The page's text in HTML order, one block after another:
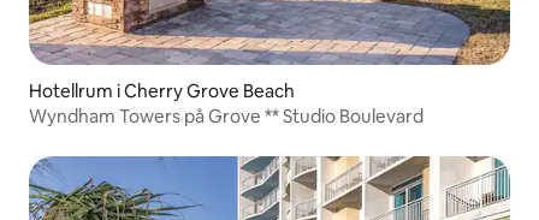
Hotellrum i Cherry Grove Beach
Wyndham Towers på Grove ** Studio Boulevard